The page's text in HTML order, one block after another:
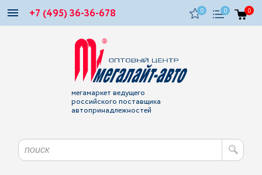
+7 (495) 36-36-678 0 0 0
мегамаркет ведущего
российского поставщика
автопринадлежностей